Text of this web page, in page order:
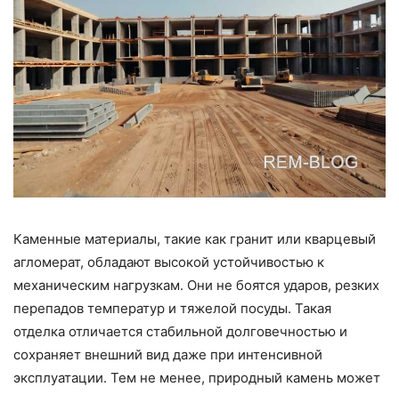
Каменные материалы, такие как гранит или кварцевый
агломерат, обладают высокой устойчивостью к
механическим нагрузкам. Они не боятся ударов, резких
перепадов температур и тяжелой посуды. Такая
отделка отличается стабильной долговечностью и
сохраняет внешний вид даже при интенсивной
эксплуатации. Тем не менее, природный камень может